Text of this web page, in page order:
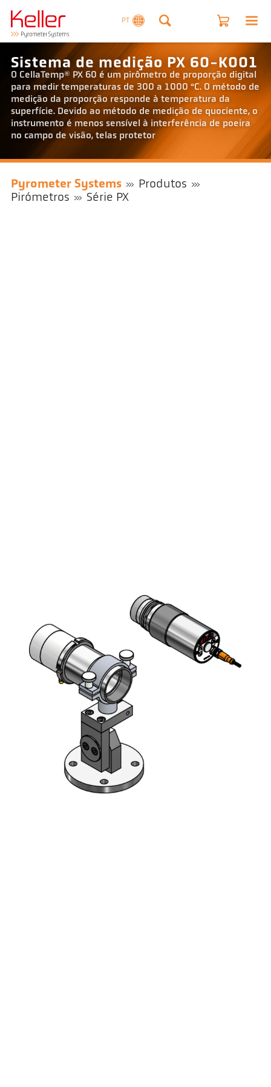
PT
Sistema de medição PX 60-K001
O CellaTemp® PX 60 é um pirômetro de proporção digital
para medir temperaturas de 300 a 1000 °C. O método de
medição da proporção responde à temperatura da
superfície. Devido ao método de medição de quociente, o
instrumento é menos sensível à interferência de poeira
no campo de visão, telas protetor
Pyrometer Systems
Produtos
Pirómetros
Série PX